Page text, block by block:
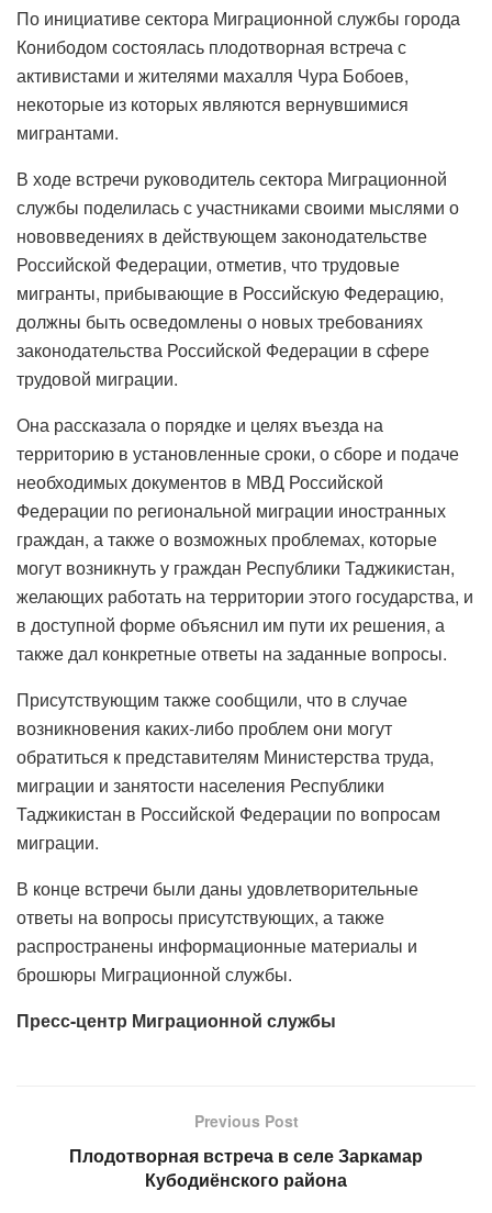
По инициативе сектора Миграционной службы города
Конибодом состоялась плодотворная встреча с
активистами и жителями махалля Чура Бобоев,
некоторые из которых являются вернувшимися
мигрантами.
В ходе встречи руководитель сектора Миграционной
службы поделилась с участниками своими мыслями о
нововведениях в действующем законодательстве
Российской Федерации, отметив, что трудовые
мигранты, прибывающие в Российскую Федерацию,
должны быть осведомлены о новых требованиях
законодательства Российской Федерации в сфере
трудовой миграции.
Она рассказала о порядке и целях въезда на
территорию в установленные сроки, о сборе и подаче
необходимых документов в МВД Российской
Федерации по региональной миграции иностранных
граждан, а также о возможных проблемах, которые
могут возникнуть у граждан Республики Таджикистан,
желающих работать на территории этого государства, и
в доступной форме объяснил им пути их решения, а
также дал конкретные ответы на заданные вопросы.
Присутствующим также сообщили, что в случае
возникновения каких-либо проблем они могут
обратиться к представителям Министерства труда,
миграции и занятости населения Республики
Таджикистан в Российской Федерации по вопросам
миграции.
В конце встречи были даны удовлетворительные
ответы на вопросы присутствующих, а также
распространены информационные материалы и
брошюры Миграционной службы.
Пресс-центр Миграционной службы
Previous Post
Плодотворная встреча в селе Заркамар
Кубодиёнского района